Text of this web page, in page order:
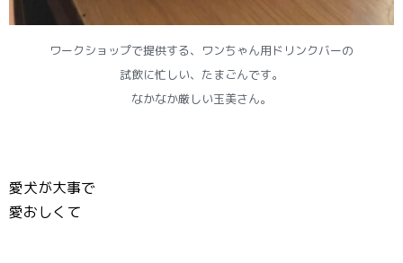
ワークショップで提供する、ワンちゃん用ドリンクバーの
試飲に忙しい、たまごんです。
なかなか厳しい玉美さん。
愛犬が大事で
愛おしくて